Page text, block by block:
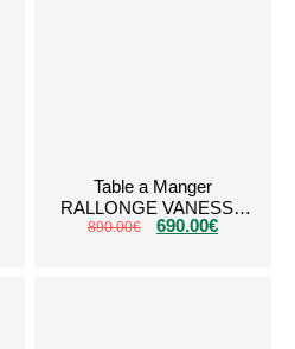
Table a Manger
RALLONGE VANESSA
TRAVERTIN PLATEAU
890.00€ 690.00€